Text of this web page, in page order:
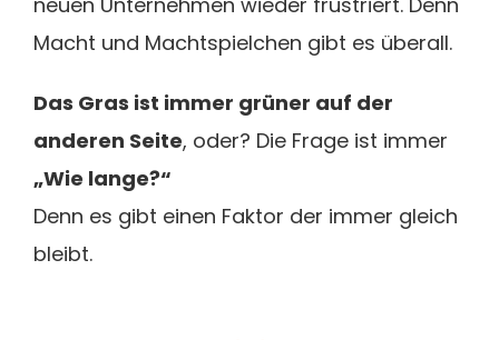
Macht und Machtspielchen gibt es überall.
Das Gras ist immer grüner auf der
anderen Seite, oder? Die Frage ist immer
„Wie lange?“
Denn es gibt einen Faktor der immer gleich
bleibt.